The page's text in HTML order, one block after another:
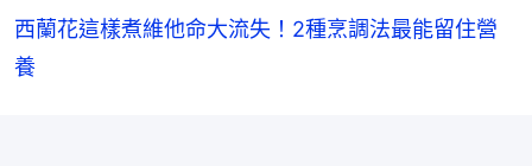
西蘭花這樣煮維他命大流失！2種烹調法最能留住營
養